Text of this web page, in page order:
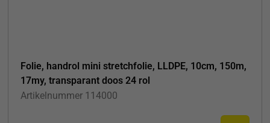
Folie, handrol mini stretchfolie, LLDPE, 10cm, 150m,
17my, transparant doos 24 rol
Artikelnummer 114000